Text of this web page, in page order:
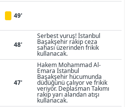
49'
48'
Serbest vuruş! İstanbul
Başakşehir rakip ceza
sahası üzerinden frikik
kullanacak.
47'
Hakem Mohammad Al-
Emara İstanbul
Başakşehir hücumunda
düdüğünü çalıyor ve frikik
veriyor. Deplasman Takımı
rakip yarı alandan atışı
kullanacak.